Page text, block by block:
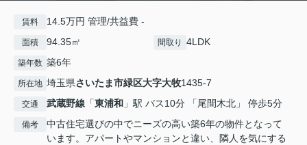
賃料 14.5万円 管理/共益費 -
面積 94.35㎡ 間取り 4LDK
築年数 築6年
所在地 埼玉県さいたま市緑区大字大牧1435-7
交通 武蔵野線 「東浦和 」駅 バス10分 「尾間木北」 停歩5分
備考
中古住宅選びの中でニーズの高い築6年の物件となって
います。アパートやマンションと違い、隣人を気にする